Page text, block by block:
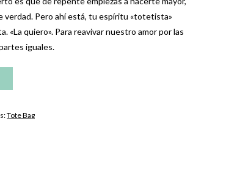
Pero ahí está, tu espíritu «totetista»
quiero». Para reavivar nuestro amor por las
iguales.
Tote Bag